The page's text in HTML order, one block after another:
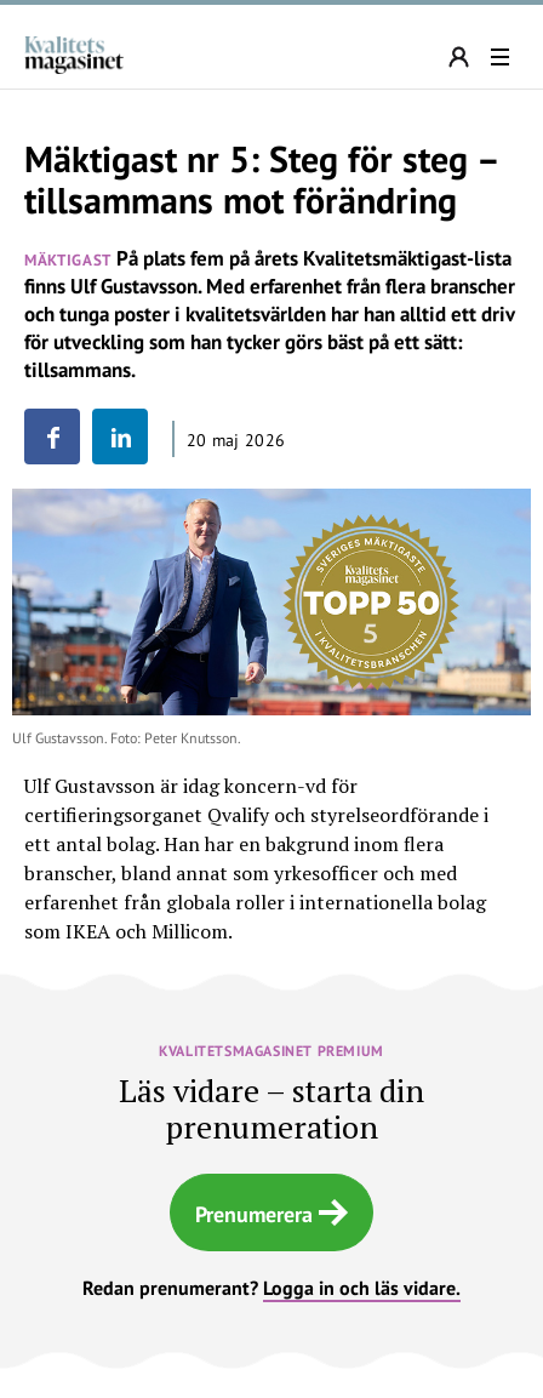
Mäktigast nr 5: Steg för steg –
tillsammans mot förändring
MÄKTIGASTPå plats fem på årets Kvalitetsmäktigast-lista
finns Ulf Gustavsson. Med erfarenhet från flera branscher
och tunga poster i kvalitetsvärlden har han alltid ett driv
för utveckling som han tycker görs bäst på ett sätt:
tillsammans.
20 maj 2026
Ulf Gustavsson. Foto: Peter Knutsson.
Ulf Gustavsson är idag koncern-vd för
certifieringsorganet Qvalify och styrelseordförande i
ett antal bolag. Han har en bakgrund inom flera
branscher, bland annat som yrkesofficer och med
erfarenhet från globala roller i internationella bolag
som IKEA och Millicom.
KVALITETSMAGASINET PREMIUM
Läs vidare – starta din
prenumeration
Prenumerera
Redan prenumerant? Logga in och läs vidare.